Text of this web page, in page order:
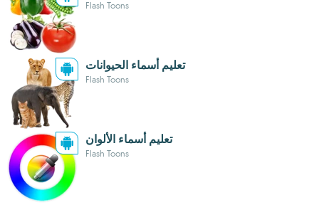
Flash Toons
تعليم أسماء الحيوانات
Flash Toons
تعليم أسماء الألوان
Flash Toons